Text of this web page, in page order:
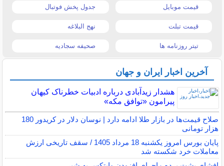
قیمت موبایل جدول پخش فوتبال
قیمت تبلت نهج البلاغه
تیتر روزنامه ها صحیفه سجادیه
آخرین اخبار ایران و جهان
هشدار زیدآبادی درباره ادبیات خطرناک کیهان
پیرامون «توافق مکه»
صلاح قیمت‌ها در بازار طلا ادامه دارد | نوسان دلار در کریدور 180
هزار تومانی
پایان بورس امروز یکشنبه 18 مرداد 1405 / سقف تاریخی ارزش
معاملات خرد شکسته شد